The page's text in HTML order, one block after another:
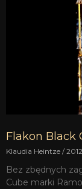
Flakon Black
Klaudia Heintze
Bez zbędnych
Cube marki